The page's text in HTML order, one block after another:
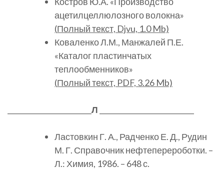
ацетилцеллюлозного волокна»
(Полныйтекст, Djvu, 1.0 Mb)
Коваленко Л.М., Манжалей П.Е.
«Каталог пластинчатых
теплообменников»
(Полныйтекст, PDF, 3.26 Mb)
Л
Ластовкин Г. А., Радченко Е. Д., Рудин
М. Г. Справочник нефтеперероботки. –
Л.: Химия, 1986. – 648 с.